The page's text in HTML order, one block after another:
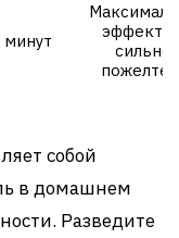
минут
эффект
собой
в домашнем
Разведите